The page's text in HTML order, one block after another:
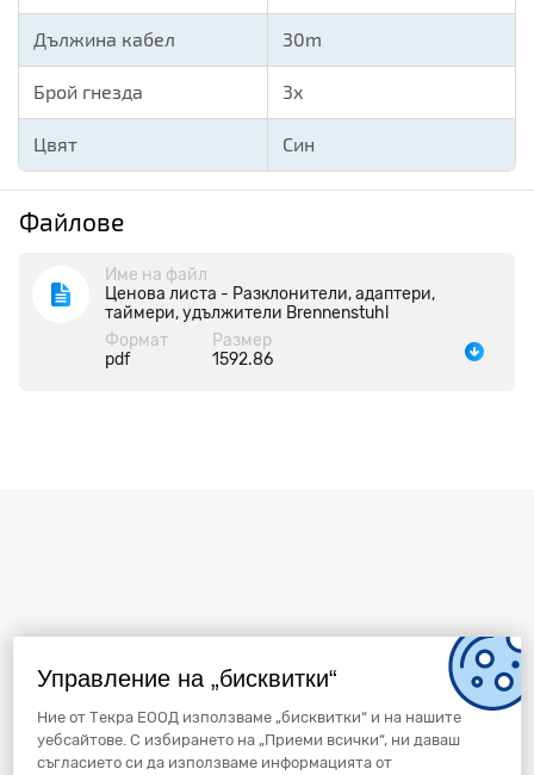
Управление на „бисквитки“
Ние от Текра ЕООД използваме „бисквитки“ и на нашите
уебсайтове. С избирането на „Приеми всички“, ни даваш
съгласието си да използваме информацията от
Дължина кабел 30m
Брой гнезда 3х
Цвят Син
Файлове
Име на файл
Ценова листа - Разклонители, адаптери,
таймери, удължители Brennenstuhl
Формат
pdf
Размер
1592.86